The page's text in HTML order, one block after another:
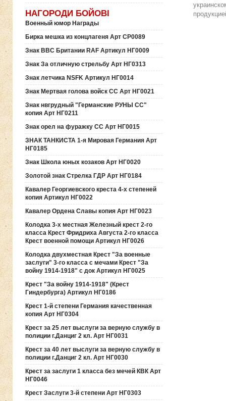
НАГОРОДИ БОЙОВІ
Военный юмор Награды
Бирка мешка из концлагеня Арт СР0089
Знак ВВС Британии RAF Артикул НГ0009
Знак За отличную стрельбу Арт НГ0313
Знак летчика NSFK Артикул НГ0014
Знак Мертвая голова войск СС Арт НГ0021
Знак нвгрудный "Германские РУНЫ СС"
копия Арт НГ0211
Знак орел на фуражку СС Арт НГ0015
ЗНАК ТАНКИСТА 1-я Мировая Германия Арт
НГ0185
Знак Школа юных козаков Арт НГ0020
Золотой знак Стрелка ГДР Арт НГ0184
Кавалер Георгиевского креста 4-х степеней
копия Артикул НГ0022
Кавалер Ордена Славы копия Арт НГ0023
Колодка 3-х местная Железный крест 2-го
класса Крест Фридриха Августа 2-го класса
Крест военной помощи Артикул НГ0026
Колодка двухместная Крест "За военные
заслуги" 3-го класса с мечами Крест "За
войну 1914-1918" с док Артикул НГ0025
Крест "За войну 1914-1918" (Крест
Гиндербурга) Артикул НГ0186
Крест 1-й степени Германия качественная
копия Арт НГ0304
Крест за 25 лет выслуги за верную службу в
полиции г.Данциг 2 кл. Арт НГ0031
Крест за 40 лет выслуги за верную службу в
полиции г.Данциг 2 кл. Арт НГ0030
Крест за заслуги 1 класса без мечей КВК Арт
НГ0046
Крест Заслуги 3-й степени Арт НГ0303